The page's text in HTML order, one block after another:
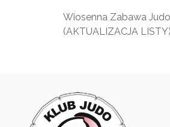
Wiosenna Zabawa
(AKTUALIZACJA LISTY)